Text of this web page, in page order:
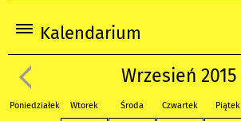
Kalendarium
Wrzesień 2015
Poniedziałek Wtorek Środa Czwartek Piątek